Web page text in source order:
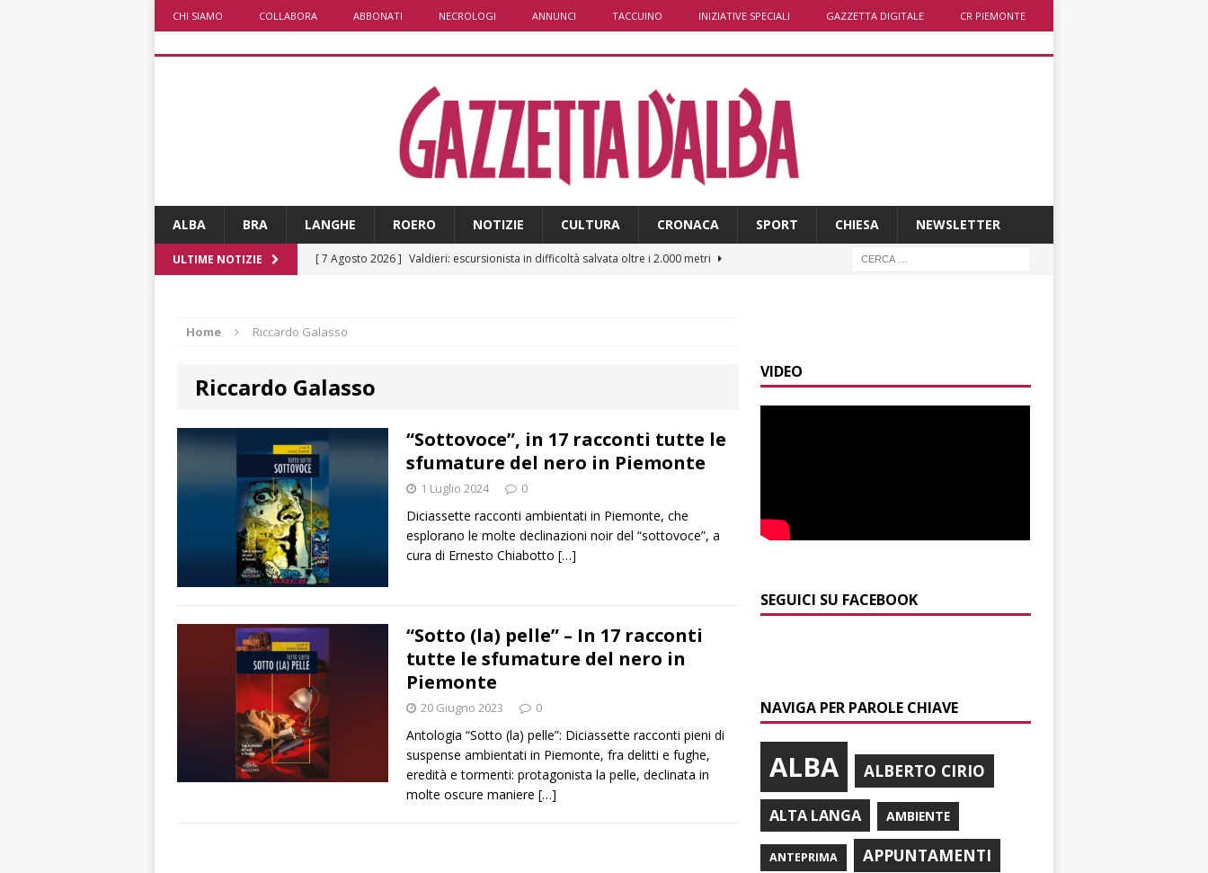
CHI SIAMO COLLABORA ABBONATI NECROLOGI ANNUNCI TACCUINO INIZIATIVE SPECIALI GAZZETTA DIGITALE CR PIEMONTE
ALBA BRA LANGHE ROERO NOTIZIE CULTURA CRONACA SPORT CHIESA NEWSLETTER
ULTIME NOTIZIE [ 7 Agosto 2026 ] Valdieri: escursionista in difficoltà salvata oltre i 2.000 metri
[ 7 Agosto 2026 ]
[ 7 Agosto 2026 ]
Maltempo a Monticello d’Alba: crolla un palo dell’illuminazione
PRIMO PIANO
[ 7 Agosto 2026 ]
CULTURA
[ 7 Agosto 2026 ]
Alba: lunedì 10 agosto tornano le “Notti del vino”
vitello
PRIMO PIANO
[ 7 Agosto 2026 ]
Rotary Club Bra: arriva il “Premio per l’Eccellenza” BRA
Home Riccardo Galasso
Riccardo Galasso
“Sottovoce”, in 17 racconti tutte le
sfumature del nero in Piemonte
1 Luglio 2024 0
Diciassette racconti ambientati in Piemonte, che
esplorano le molte declinazioni noir del “sottovoce”, a
cura di Ernesto Chiabotto […]
“Sotto (la) pelle” – In 17 racconti
tutte le sfumature del nero in
Piemonte
20 Giugno 2023 0
Antologia “Sotto (la) pelle”: Diciassette racconti pieni di
suspense ambientati in Piemonte, fra delitti e fughe,
eredità e tormenti: protagonista la pelle, declinata in
molte oscure maniere […]
VIDEO
SEGUICI SU FACEBOOK
NAVIGA PER PAROLE CHIAVE
ALBA ALBERTO CIRIO
ALTA LANGA AMBIENTE
ANTEPRIMA
APPUNTAMENTI